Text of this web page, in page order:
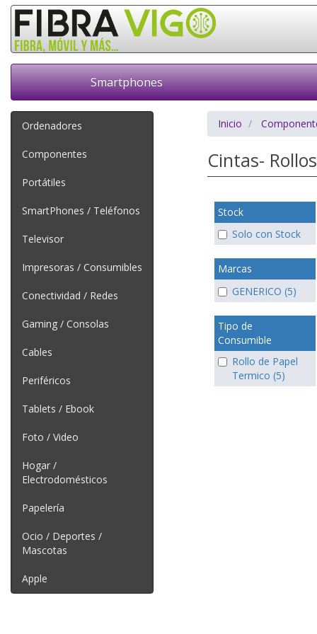
Smartphones
Ordenadores
Componentes
Portátiles
SmartPhones / Teléfonos
Televisor
Impresoras / Consumibles
Conectividad / Redes
Gaming / Consolas
Cables
Periféricos
Tablets / Ebook
Foto / Video
Hogar /
Electrodomésticos
Papelería
Ocio / Deportes /
Mascotas
Apple
Inicio
Cintas-
Stock
Solo con Stock
Marcas
GENERICO (5)
Tipo de
Consumible
Rollo de Papel
Termico (5)